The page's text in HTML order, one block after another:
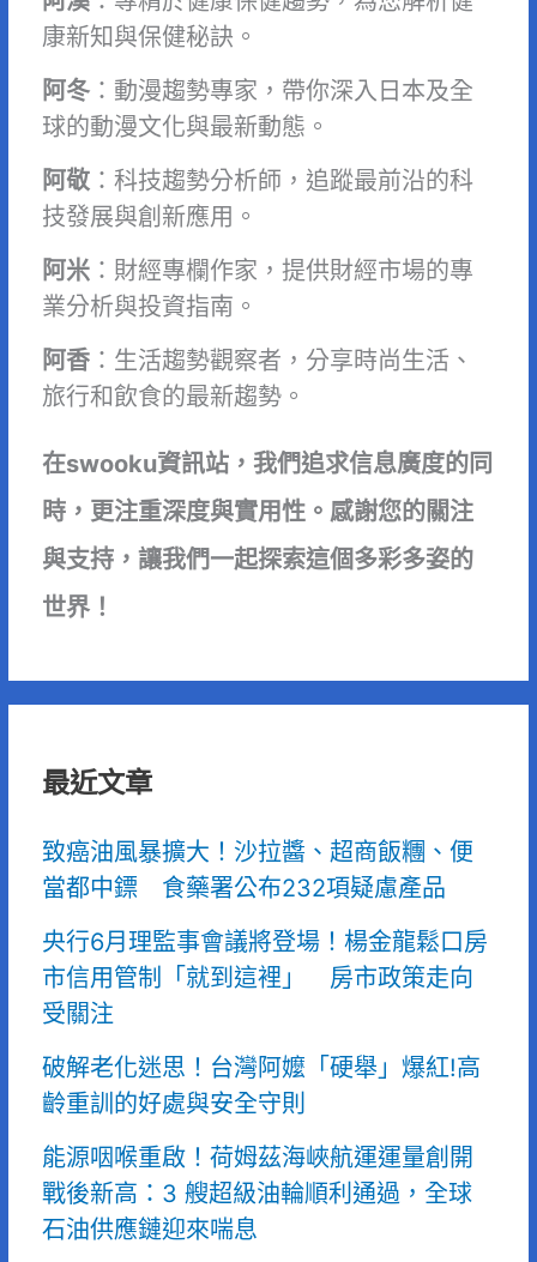
康新知與保健秘訣。
阿冬：動漫趨勢專家，帶你深入日本及全
球的動漫文化與最新動態。
阿敬：科技趨勢分析師，追蹤最前沿的科
技發展與創新應用。
阿米：財經專欄作家，提供財經市場的專
業分析與投資指南。
阿香：生活趨勢觀察者，分享時尚生活、
旅行和飲食的最新趨勢。
在swooku資訊站，我們追求信息廣度的同
時，更注重深度與實用性。感謝您的關注
與支持，讓我們一起探索這個多彩多姿的
世界！
最近文章
致癌油風暴擴大！沙拉醬、超商飯糰、便
當都中鏢 食藥署公布232項疑慮產品
央行6月理監事會議將登場！楊金龍鬆口房
市信用管制「就到這裡」 房市政策走向
受關注
破解老化迷思！台灣阿嬤「硬舉」爆紅!高
齡重訓的好處與安全守則
能源咽喉重啟！荷姆茲海峽航運運量創開
戰後新高：3 艘超級油輪順利通過，全球
石油供應鏈迎來喘息